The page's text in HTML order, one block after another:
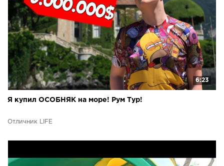
6:23
Я купил ОСОБНЯК на море! Рум Тур!
Отличник LIFE